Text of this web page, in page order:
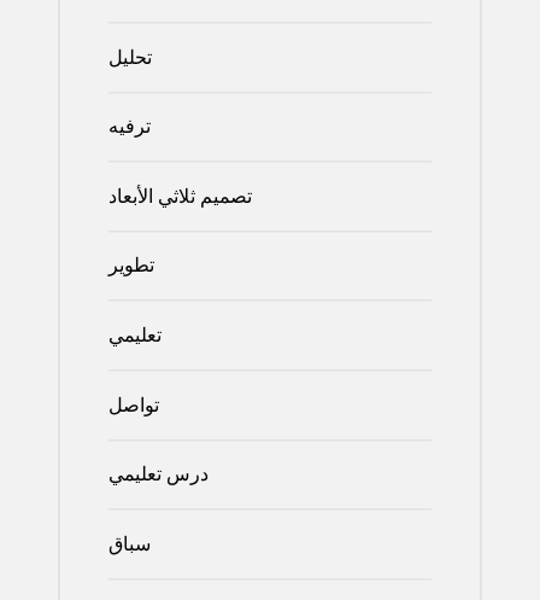
تحليل
ترفيه
تصميم ثلاثي الأبعاد
تطوير
تعليمي
تواصل
درس تعليمي
سباق